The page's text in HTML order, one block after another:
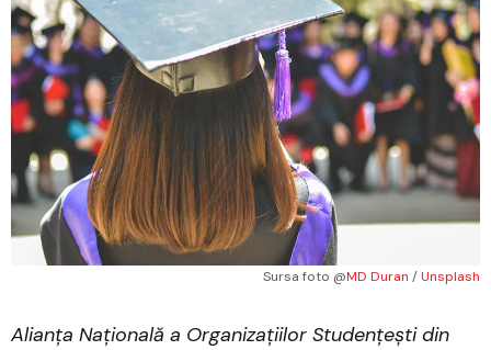
Sursa foto @MD Duran / Unsplash
Alianța Națională a Organizațiilor Studențești din